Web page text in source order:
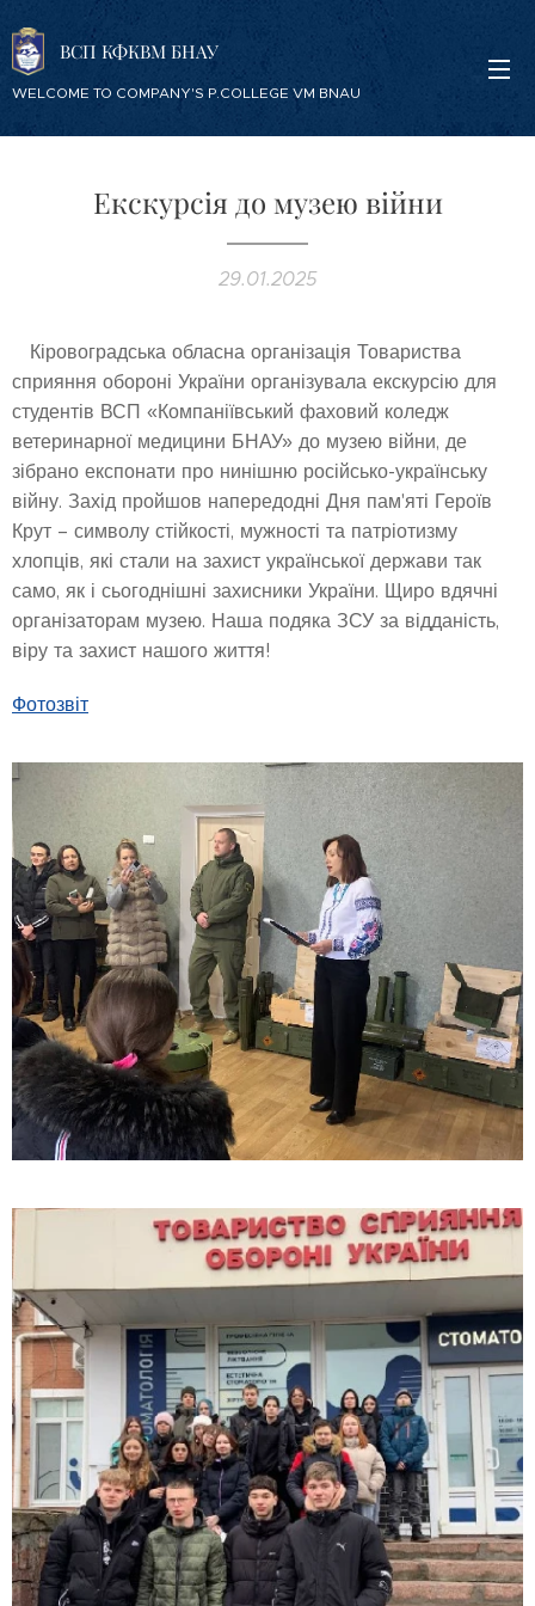
ВСП КФКВМ БНАУ
WELCOME TO COMPANY'S P.COLLEGE VM BNAU
Екскурсія до музею війни
29.01.2025
Кіровоградська обласна організація Товариства
сприяння обороні України організувала екскурсію для
студентів ВСП «Компаніївський фаховий коледж
ветеринарної медицини БНАУ» до музею війни, де
зібрано експонати про нинішню російсько-українську
війну. Захід пройшов напередодні Дня пам'яті Героїв
Крут – символу стійкості, мужності та патріотизму
хлопців, які стали на захист української держави так
само, як і сьогоднішні захисники України. Щиро вдячні
організаторам музею. Наша подяка ЗСУ за відданість,
віру та захист нашого життя!
Фотозвіт